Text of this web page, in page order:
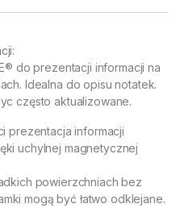
do prezentacji informacji na
Idealna do opisu notatek.
często aktualizowane.
prezentacja informacji
uchylnej magnetycznej
powierzchniach bez
mogą być łatwo odklejane.